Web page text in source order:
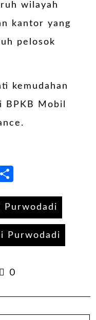
wilayah
kantor yang
pelosok
kemudahan
BPKB Mobil
WhatsApp
Purwodadi
Purwodadi
0